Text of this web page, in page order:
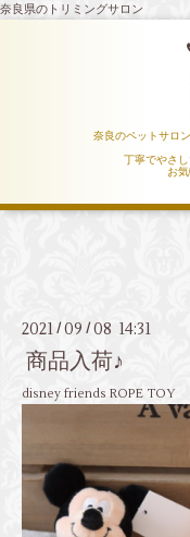
奈良県のトリミングサロン
奈良のペットサロ
丁寧でやさ
お
2021 /09 /08 14:31
商品入荷♪
disney friends ROPE TOY